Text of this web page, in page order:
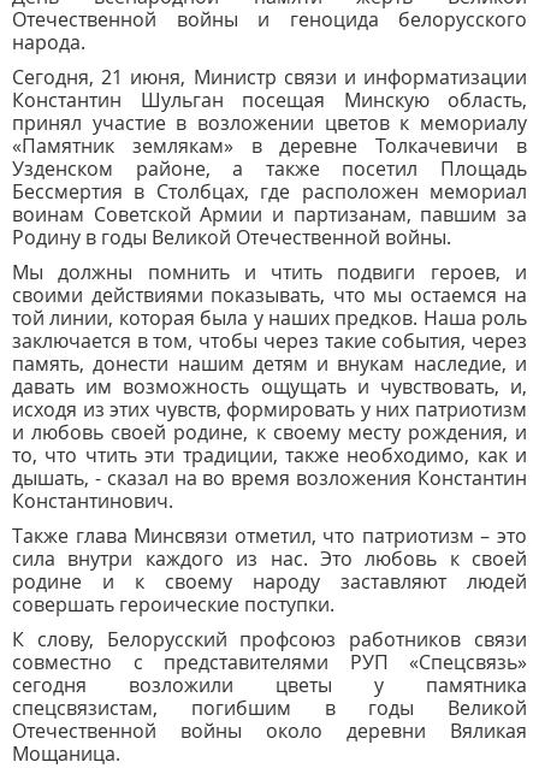
Отечественной войны и геноцида белорусского
народа.
Сегодня, 21 июня, Министр связи и информатизации
Константин Шульган посещая Минскую область,
принял участие в возложении цветов к мемориалу
«Памятник землякам» в деревне Толкачевичи в
Узденском районе, а также посетил Площадь
Бессмертия в Столбцах, где расположен мемориал
воинам Советской Армии и партизанам, павшим за
Родину в годы Великой Отечественной войны.
Мы должны помнить и чтить подвиги героев, и
своими действиями показывать, что мы остаемся на
той линии, которая была у наших предков. Наша роль
заключается в том, чтобы через такие события, через
память, донести нашим детям и внукам наследие, и
давать им возможность ощущать и чувствовать, и,
исходя из этих чувств, формировать у них патриотизм
и любовь своей родине, к своему месту рождения, и
то, что чтить эти традиции, также необходимо, как и
дышать, - сказал на во время возложения Константин
Константинович.
Также глава Минсвязи отметил, что патриотизм – это
сила внутри каждого из нас. Это любовь к своей
родине и к своему народу заставляют людей
совершать героические поступки.
К слову, Белорусский профсоюз работников связи
совместно с представителями РУП «Спецсвязь»
сегодня возложили цветы у памятника
спецсвязистам, погибшим в годы Великой
Отечественной войны около деревни Вяликая
Мощаница.